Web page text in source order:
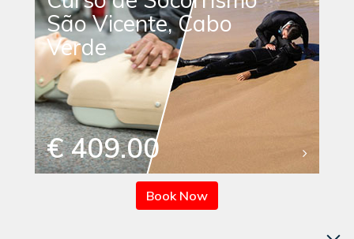
São Vicente, Cabo
Verde
€ 409.00
Book Now